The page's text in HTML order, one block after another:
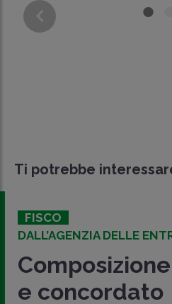
Ti potrebbe